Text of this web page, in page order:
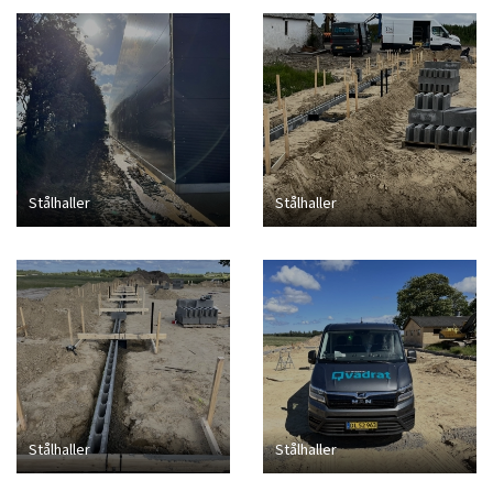
Stålhaller Stålhaller
Stålhaller Stålhaller